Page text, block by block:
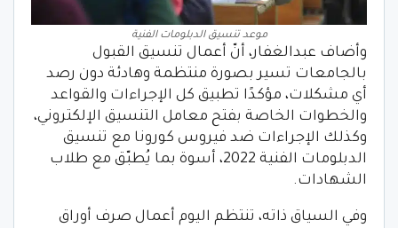
موعد تنسيق الدبلومات الفنية
وأضاف عبدالغفار، أنّ أعمال تنسيق القبول
بالجامعات تسير بصورة منتظمة وهادئة دون رصد
أي مشكلات، مؤكدًا تطبيق كل الإجراءات والقواعد
والخطوات الخاصة بفتح معامل التنسيق الإلكتروني،
وكذلك الإجراءات ضد فيروس كورونا مع تنسيق
الدبلومات الفنية 2022، أسوة بما يُطبّق مع طلاب
الشهادات.
وفي السياق ذاته، تنتظم اليوم أعمال صرف أوراق